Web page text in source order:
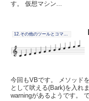
す。 仮想マシン...
12.その他のツールとコマンドの連携
今回もVBです。 メソッド
として吠える(Bark)を入れ
warningがあるようです。